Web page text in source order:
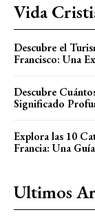
Vida
Descubre el
Francisco: Una
Descubre
Significado
Explora las 10
Francia: Una
Ultimos